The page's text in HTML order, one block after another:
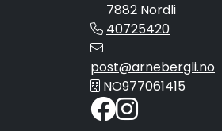
7882 Nordli
40725420
post@arnebergli.no
NO977061415